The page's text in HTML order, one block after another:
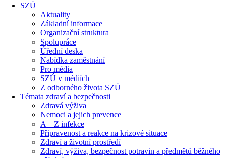
SZÚ
Aktuality
Základní informace
Organizační struktura
Spolupráce
Úřední deska
Nabídka zaměstnání
Pro média
SZÚ v médiích
Z odborného života SZÚ
Témata zdraví a bezpečnosti
Zdravá výživa
Nemoci a jejich prevence
A – Z infekce
Připravenost a reakce na krizové situace
Zdraví a životní prostředí
Zdraví, výživa, bezpečnost potravin a předmětů běžného